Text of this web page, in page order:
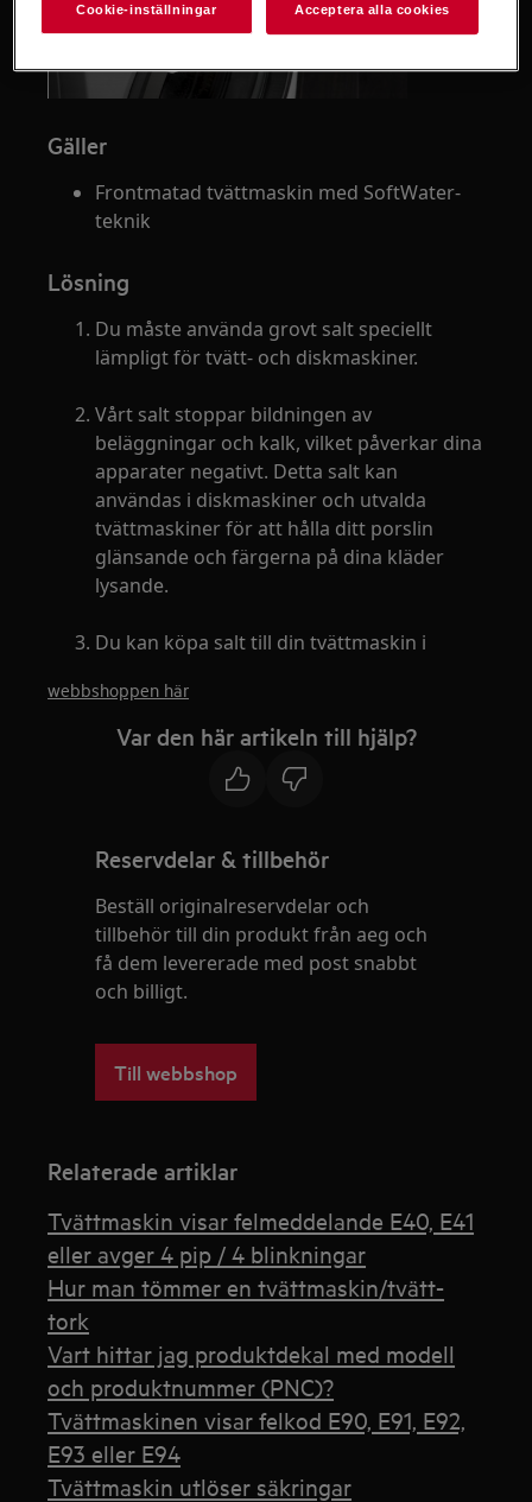
Gäller
Frontmatad tvättmaskin med SoftWater-
teknik
Lösning
Du måste använda grovt salt speciellt
lämpligt för tvätt- och diskmaskiner.
Vårt salt stoppar bildningen av
beläggningar och kalk, vilket påverkar dina
apparater negativt. Detta salt kan
användas i diskmaskiner och utvalda
tvättmaskiner för att hålla ditt porslin
glänsande och färgerna på dina kläder
lysande.
Du kan köpa salt till din tvättmaskin i
webbshoppen här
Var den här artikeln till hjälp?
Reservdelar & tillbehör
Beställ originalreservdelar och
tillbehör till din produkt från aeg och
få dem levererade med post snabbt
och billigt.
Till webbshop
Relaterade artiklar
Tvättmaskin visar felmeddelande E40, E41
eller avger 4 pip / 4 blinkningar
Hur man tömmer en tvättmaskin/tvätt-
tork
Vart hittar jag produktdekal med modell
och produktnummer (PNC)?
Tvättmaskinen visar felkod E90, E91, E92,
E93 eller E94
Tvättmaskin utlöser säkringar
Cookie-inställningar Acceptera alla cookies